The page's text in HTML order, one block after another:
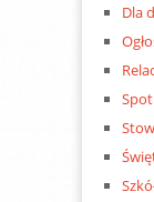
Dla